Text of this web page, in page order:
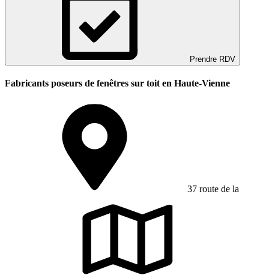
Prendre RDV
Fabricants poseurs de fenêtres sur toit en Haute-Vienne
37 route de la